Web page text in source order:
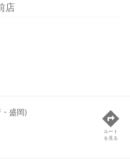
店
盛岡)
ルート
を見る